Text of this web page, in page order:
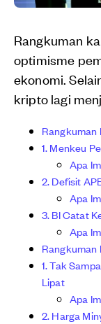
Rangkuman
optimisme
ekonomi.
kripto lagi
Rangkuman
1. Menkeu
Apa
2. Defisit
Apa
3. BI Catat
Apa
Rangkuman
1. Tak
Lipat
Apa
2. Harga